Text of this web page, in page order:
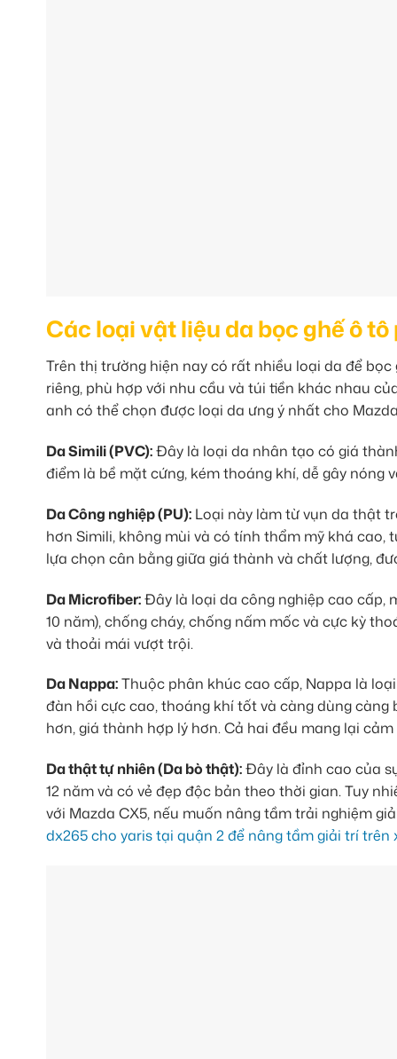
Các loại vật liệu da bọc ghế ô
Trên thị trường hiện nay có rất nhiều loại da để
riêng, phù hợp với nhu cầu và túi tiền khác nhau
anh có thể chọn được loại da ưng ý nhất cho
Da Simili (PVC):Đây là loại da nhân tạo có giá
điểm là bề mặt cứng, kém thoáng khí, dễ gây
Da Công nghiệp (PU): Loại này làm từ vụn da thật
hơn Simili, không mùi và có tính thẩm mỹ khá
lựa chọn cân bằng giữa giá thành và chất lượng,
Da Microfiber:Đây là loại da công nghiệp cao cấp,
10 năm), chống cháy, chống nấm mốc và cực kỳ
và thoải mái vượt trội.
Da Nappa:Thuộc phân khúc cao cấp, Nappa là
đàn hồi cực cao, thoáng khí tốt và càng dùng
hơn, giá thành hợp lý hơn. Cả hai đều mang lại
Da thật tự nhiên (Da bò thật):Đây là đỉnh cao của
12 năm và có vẻ đẹp độc bản theo thời gian. Tuy
với Mazda CX5, nếu muốn nâng tầm trải nghiệm
dx265 cho yaris tại quận 2 để nâng tầm giải trí trên